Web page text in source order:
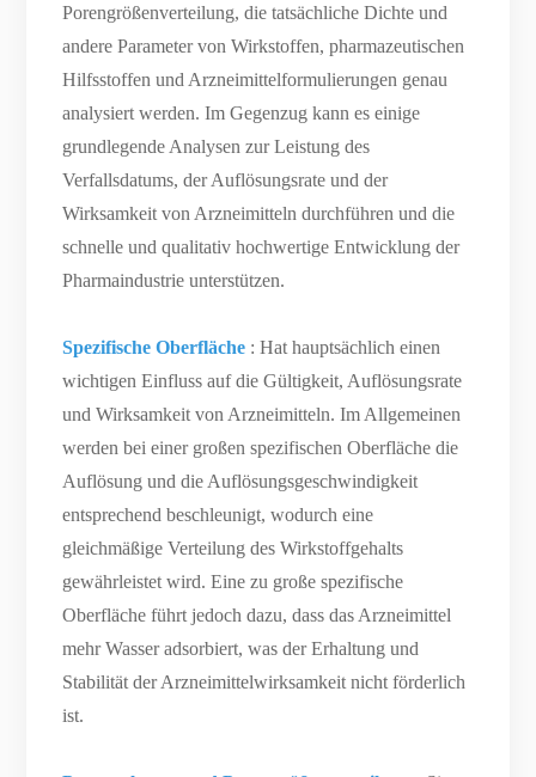
Porengrößenverteilung, die tatsächliche Dichte und
andere Parameter von Wirkstoffen, pharmazeutischen
Hilfsstoffen und Arzneimittelformulierungen genau
analysiert werden. Im Gegenzug kann es einige
grundlegende Analysen zur Leistung des
Verfallsdatums, der Auflösungsrate und der
Wirksamkeit von Arzneimitteln durchführen und die
schnelle und qualitativ hochwertige Entwicklung der
Pharmaindustrie unterstützen.
Spezifische Oberfläche : Hat hauptsächlich einen
wichtigen Einfluss auf die Gültigkeit, Auflösungsrate
und Wirksamkeit von Arzneimitteln. Im Allgemeinen
werden bei einer großen spezifischen Oberfläche die
Auflösung und die Auflösungsgeschwindigkeit
entsprechend beschleunigt, wodurch eine
gleichmäßige Verteilung des Wirkstoffgehalts
gewährleistet wird. Eine zu große spezifische
Oberfläche führt jedoch dazu, dass das Arzneimittel
mehr Wasser adsorbiert, was der Erhaltung und
Stabilität der Arzneimittelwirksamkeit nicht förderlich
ist.